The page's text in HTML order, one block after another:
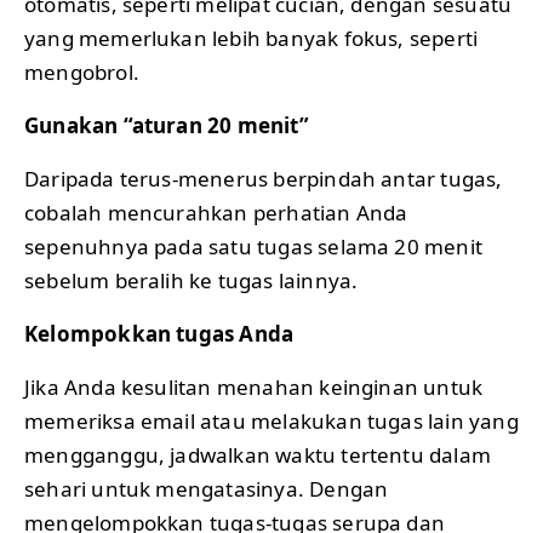
yang memerlukan lebih banyak fokus, seperti
mengobrol.
Gunakan “aturan 20 menit”
Daripada terus-menerus berpindah antar tugas,
cobalah mencurahkan perhatian Anda
sepenuhnya pada satu tugas selama 20 menit
sebelum beralih ke tugas lainnya.
Kelompokkan tugas Anda
Jika Anda kesulitan menahan keinginan untuk
memeriksa email atau melakukan tugas lain yang
mengganggu, jadwalkan waktu tertentu dalam
sehari untuk mengatasinya. Dengan
mengelompokkan tugas-tugas serupa dan